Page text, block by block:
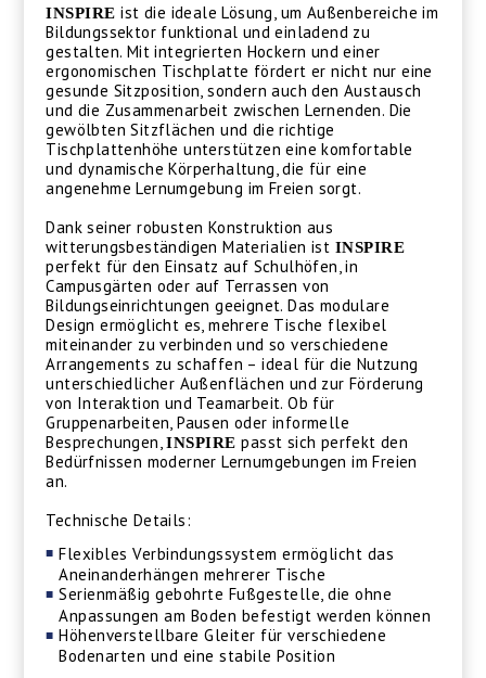
INSPIREist die ideale Lösung, um Außenbereiche im
Bildungssektor funktional und einladend zu
gestalten. Mit integrierten Hockern und einer
ergonomischen Tischplatte fördert er nicht nur eine
gesunde Sitzposition, sondern auch den Austausch
und die Zusammenarbeit zwischen Lernenden. Die
gewölbten Sitzflächen und die richtige
Tischplattenhöhe unterstützen eine komfortable
und dynamische Körperhaltung, die für eine
angenehme Lernumgebung im Freien sorgt.
Dank seiner robusten Konstruktion aus
witterungsbeständigen Materialien ist INSPIRE
perfekt für den Einsatz auf Schulhöfen, in
Campusgärten oder auf Terrassen von
Bildungseinrichtungen geeignet. Das modulare
Design ermöglicht es, mehrere Tische flexibel
miteinander zu verbinden und so verschiedene
Arrangements zu schaffen – ideal für die Nutzung
unterschiedlicher Außenflächen und zur Förderung
von Interaktion und Teamarbeit. Ob für
Gruppenarbeiten, Pausen oder informelle
Besprechungen,INSPIRE passt sich perfekt den
Bedürfnissen moderner Lernumgebungen im Freien
an.
Technische Details:
Flexibles Verbindungssystem ermöglicht das
Aneinanderhängen mehrerer Tische
Serienmäßig gebohrte Fußgestelle, die ohne
Anpassungen am Boden befestigt werden können
Höhenverstellbare Gleiter für verschiedene
Bodenarten und eine stabile Position